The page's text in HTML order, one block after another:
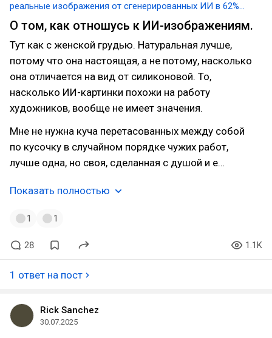
реальные изображения от сгенерированных ИИ в 62%
случаев
О том, как отношусь к ИИ-изображениям.
Тут как с женской грудью. Натуральная лучше,
потому что она настоящая, а не потому, насколько
она отличается на вид от силиконовой. То,
насколько ИИ-картинки похожи на работу
художников, вообще не имеет значения.
Мне не нужна куча перетасованных между собой
по кусочку в случайном порядке чужих работ,
лучше одна, но своя, сделанная с душой и е…
Показать полностью
1 1
28 1.1K
1 ответ на пост
Rick Sanchez
30.07.2025